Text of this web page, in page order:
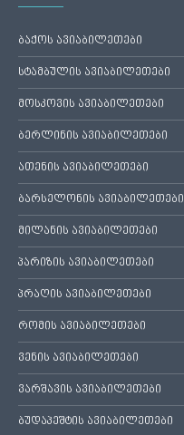
ბაქოს ავიაბილეთები
სტამბულის ავიაბილეთები
მოსკოვის ავიაბილეთები
ბერლინის ავიაბილეთები
ათენის ავიაბილეთები
ბარსელონის ავიაბილეთები
მილანის ავიაბილეთები
პარიზის ავიაბილეთები
პრაღის ავიაბილეთები
რომის ავიაბილეთები
ვენის ავიაბილეთები
ვარშავის ავიაბილეთები
ბუდაპეშტის ავიაბილეთები